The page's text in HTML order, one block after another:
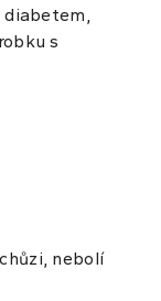
s
nebolí